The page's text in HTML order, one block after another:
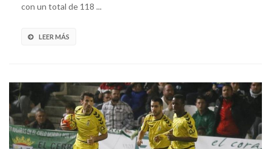
con un total de 118 ...
LEER MÁS